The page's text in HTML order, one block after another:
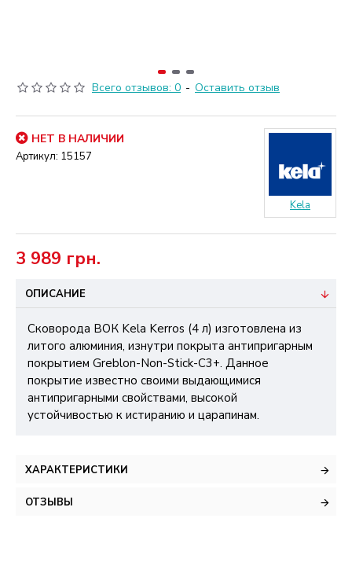
Всего отзывов: 0 - Оставить отзыв
3 989 грн.
НЕТ В НАЛИЧИИ
Артикул: 15157
Kela
ОПИСАНИЕ
Сковорода ВОК Kela Kerros (4 л) изготовлена из
литого алюминия, изнутри покрыта антипригарным
покрытием Greblon-Non-Stick-C3+. Данное
покрытие известно своими выдающимися
антипригарными свойствами, высокой
устойчивостью к истиранию и царапинам.
ХАРАКТЕРИСТИКИ
ОТЗЫВЫ